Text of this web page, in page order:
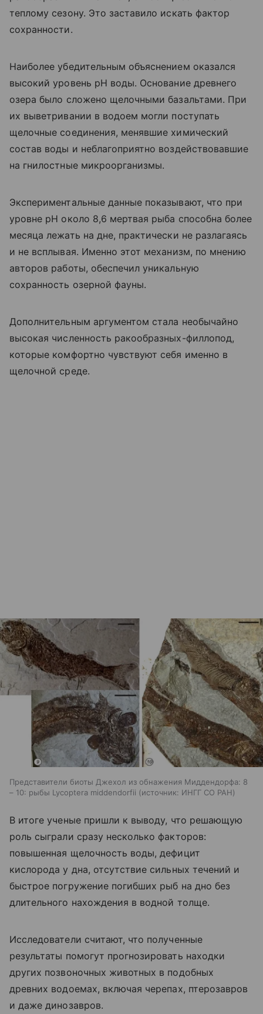
теплому сезону. Это заставило искать фактор
сохранности.
Наиболее убедительным объяснением оказался
высокий уровень pH воды. Основание древнего
озера было сложено щелочными базальтами. При
их выветривании в водоем могли поступать
щелочные соединения, менявшие химический
состав воды и неблагоприятно воздействовавшие
на гнилостные микроорганизмы.
Экспериментальные данные показывают, что при
уровне pH около 8,6 мертвая рыба способна более
месяца лежать на дне, практически не разлагаясь
и не всплывая. Именно этот механизм, по мнению
авторов работы, обеспечил уникальную
сохранность озерной фауны.
Дополнительным аргументом стала необычайно
высокая численность ракообразных-филлопод,
которые комфортно чувствуют себя именно в
щелочной среде.
Представители биоты Джехол из обнажения Миддендорфа: 8
– 10: рыбы Lycoptera middendorfii
источник: ИНГГ СО РАН
В итоге ученые пришли к выводу, что решающую
роль сыграли сразу несколько факторов:
повышенная щелочность воды, дефицит
кислорода у дна, отсутствие сильных течений и
быстрое погружение погибших рыб на дно без
длительного нахождения в водной толще.
Исследователи считают, что полученные
результаты помогут прогнозировать находки
других позвоночных животных в подобных
древних водоемах, включая черепах, птерозавров
и даже динозавров.